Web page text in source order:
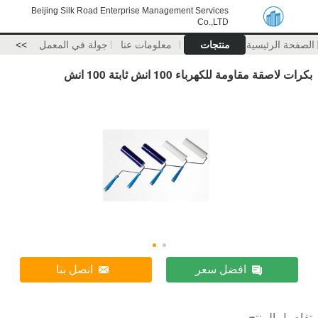
Beijing Silk Road Enterprise Management Services
Co.,LTD
الصفحة الرئيسية منتجات معلومات عنا جولة في المعمل >>
بكرات لاصقة مقاومة للكهرباء 100 انش ثابتة 100 انش
افضل سعر اتصل بنا